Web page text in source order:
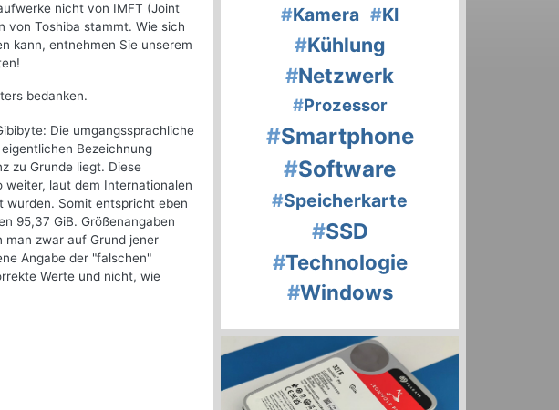
nicht von IMFT (Joint
von Toshiba stammt. Wie sich
kann, entnehmen Sie unserem
bedanken.
Die umgangssprachliche
Bezeichnung
zu Grunde liegt. Diese
weiter, laut dem Internationalen
wurden. Somit entspricht eben
95,37 GiB. Größenangaben
man zwar auf Grund jener
Angabe der "falschen"
Werte und nicht, wie
#Kamera #KI
#Kühlung
#Netzwerk
#Prozessor
#Smartphone
#Software
#Speicherkarte
#SSD
#Technologie
#Windows